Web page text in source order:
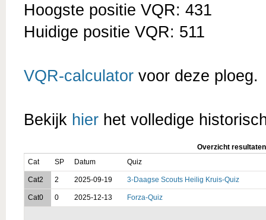
Hoogste positie VQR: 431
Huidige positie VQR: 511
VQR-calculator voor deze ploeg.
Bekijk hier het volledige
Overzicht resultaten
Cat
SP Datum Quiz
Cat2 2 2025-09-19 3-Daagse Scouts Heilig Kruis-Quiz
Cat0 0 2025-12-13 Forza-Quiz